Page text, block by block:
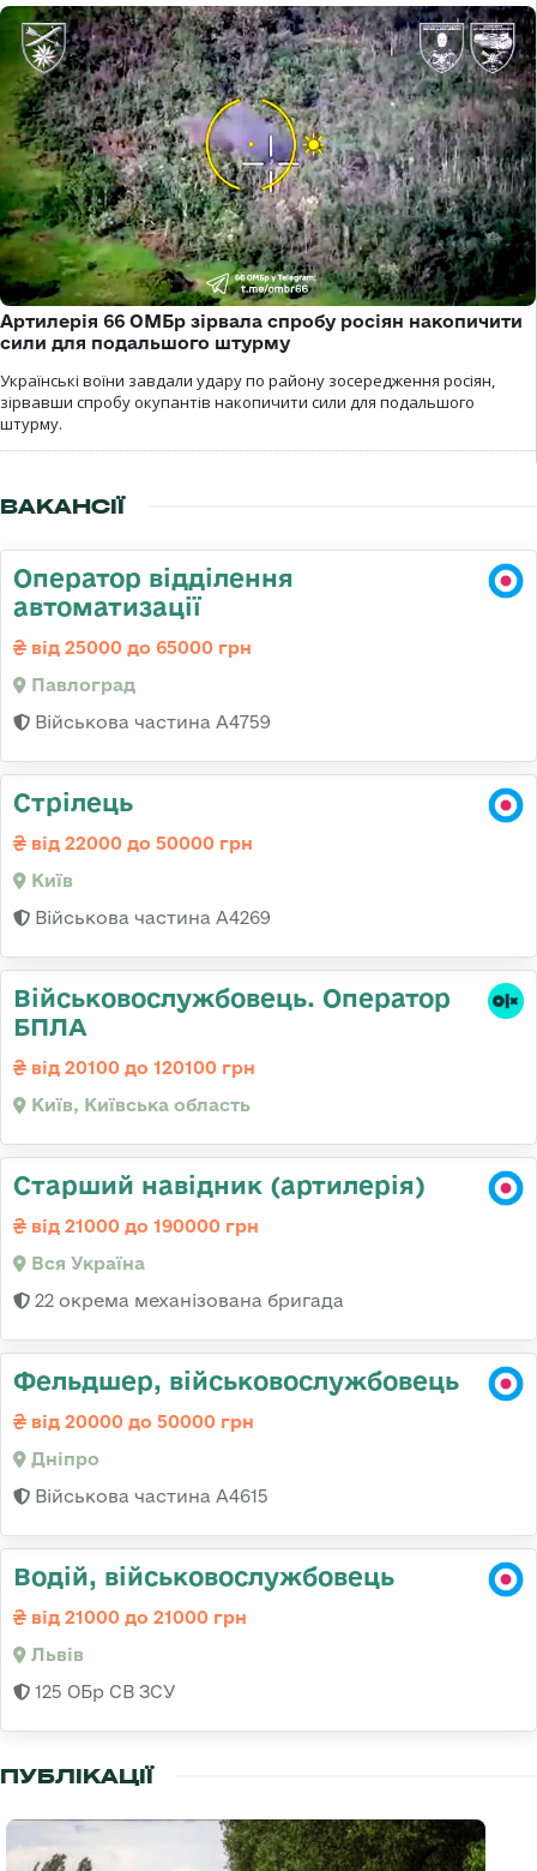
Артилерія 66 ОМБр зірвала спробу росіян накопичити
сили для подальшого штурму
Українські воїни завдали удару по району зосередження росіян,
зірвавши спробу окупантів накопичити сили для подальшого
штурму.
ВАКАНСІЇ
Оператор відділення
автоматизації
від 25000 до 65000 грн
Павлоград
Військова частина А4759
Стрілець
від 22000 до 50000 грн
Київ
Військова частина А4269
Військовослужбовець. Оператор
БПЛА
від 20100 до 120100 грн
Київ, Київська область
Старший навідник (артилерія)
від 21000 до 190000 грн
Вся Україна
22 окрема механізована бригада
Фельдшер, військовослужбовець
від 20000 до 50000 грн
Дніпро
Військова частина А4615
Водій, військовослужбовець
від 21000 до 21000 грн
Львів
125 ОБр СВ ЗСУ
ПУБЛІКАЦІЇ